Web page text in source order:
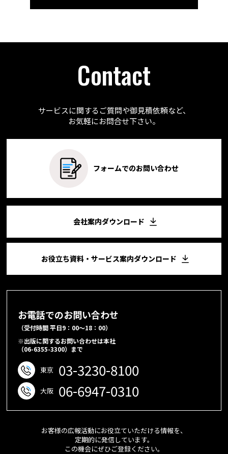
Contact
サービスに関するご質問や御見積依頼など、
お気軽にお問合せ下さい。
フォームでのお問い合わせ
会社案内ダウンロード
お役立ち資料・サービス案内ダウンロード
お電話でのお問い合わせ
（受付時間 平日9：00～18：00）
※出版に関するお問い合わせは本社
（06-6355-3300）まで
東京 03-3230-8100
大阪 06-6947-0310
お客様の広報活動にお役立ていただける情報を、
定期的に発信しています。
この機会にぜひご登録ください。